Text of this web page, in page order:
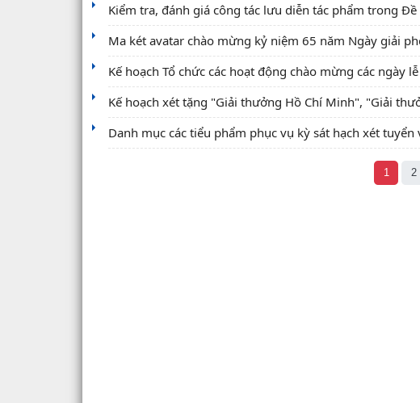
Kiểm tra, đánh giá công tác lưu diễn tác phẩm trong
Ma két avatar chào mừng kỷ niệm 65 năm Ngày giải
Kế hoạch Tổ chức các hoạt động chào mừng các ngày
Kế hoạch xét tặng "Giải thưởng Hồ Chí Minh", "Giải
Danh mục các tiểu phẩm phục vụ kỳ sát hạch xét
1 2